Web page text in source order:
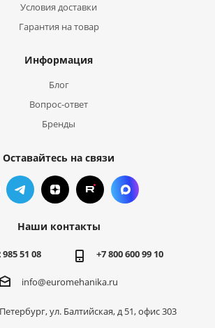
Условия доставки
Гарантия на товар
Информация
Блог
Вопрос-ответ
Бренды
Оставайтесь на связи
Наши контакты
985 51 08 +7 800 600 99 10
info@euromehanika.ru
ул. Балтийская, д 51, офис 303